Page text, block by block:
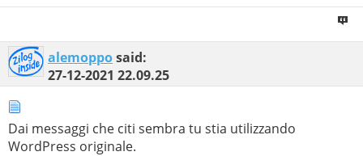
alemopposaid:
27-12-2021 22.09.25
Dai messaggi che citi sembra tu stia utilizzando
WordPress originale.